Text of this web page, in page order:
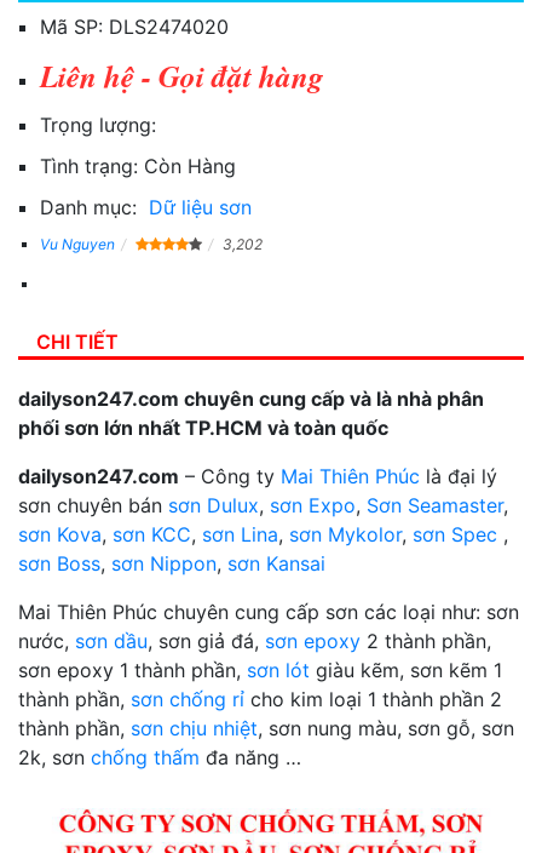
Mã SP: DLS2474020
Liên hệ - Gọi đặt hàng
Trọng lượng:
Tình trạng: Còn Hàng
Danh mục: Dữ liệu sơn
Vu Nguyen 3,202
CHI TIẾT
dailyson247.com chuyên cung cấp và là nhà phân
phối sơn lớn nhất TP.HCM và toàn quốc
dailyson247.com – Công ty Mai Thiên Phúc là đại lý
sơn chuyên bán sơn Dulux, sơn Expo, Sơn Seamaster,
sơn Kova, sơn KCC, sơn Lina, sơn Mykolor, sơn Spec ,
sơn Boss, sơn Nippon, sơn Kansai
Mai Thiên Phúc chuyên cung cấp sơn các loại như: sơn
nước, sơn dầu, sơn giả đá, sơn epoxy 2 thành phần,
sơn epoxy 1 thành phần, sơn lót giàu kẽm, sơn kẽm 1
thành phần, sơn chống rỉ cho kim loại 1 thành phần 2
thành phần, sơn chịu nhiệt, sơn nung màu, sơn gỗ, sơn
2k, sơn chống thấm đa năng …